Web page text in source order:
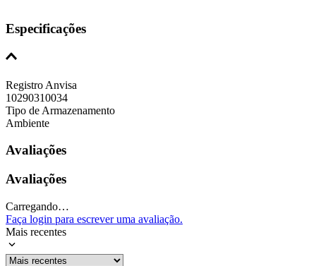
Especificações
Registro Anvisa
10290310034
Tipo de Armazenamento
Ambiente
Avaliações
Avaliações
Carregando…
Faça login para escrever uma avaliação.
Mais recentes